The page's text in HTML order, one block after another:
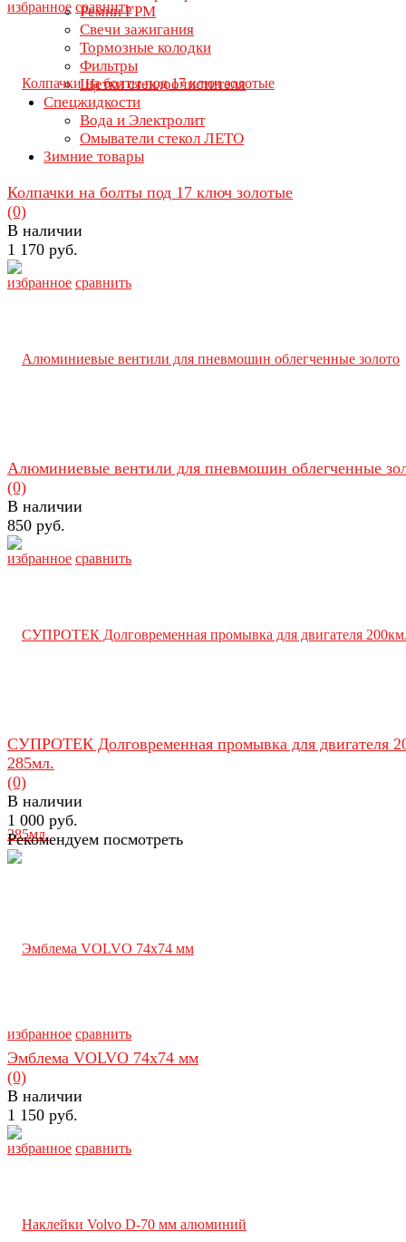
Ремни ГРМ
Свечи зажигания
Тормозные колодки
Фильтры
Щетки стеклоочистителя
Спецжидкости
Вода и Электролит
Омыватели стекол ЛЕТО
Зимние товары
избранное сравнить
избранное сравнить
Колпачки на болты под 17 ключ золотые
(0)
В наличии
1 170 руб.
избранное сравнить
Алюминиевые вентили для пневмошин облегченные
(0)
В наличии
850 руб.
избранное сравнить
СУПРОТЕК Долговременная промывка для двигателя
285мл.
(0)
В наличии
1 000 руб.
Рекомендуем посмотреть
избранное сравнить
Эмблема VOLVO 74х74 мм
(0)
В наличии
1 150 руб.